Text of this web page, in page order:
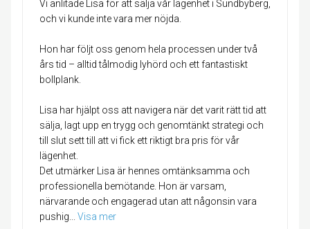
Vi anlitade Lisa för att sälja vår lägenhet i Sundbyberg,
och vi kunde inte vara mer nöjda.
Hon har följt oss genom hela processen under två
års tid – alltid tålmodig lyhörd och ett fantastiskt
bollplank.
Lisa har hjälpt oss att navigera när det varit rätt tid att
sälja, lagt upp en trygg och genomtänkt strategi och
till slut sett till att vi fick ett riktigt bra pris för vår
lägenhet.
Det utmärker Lisa är hennes omtänksamma och
professionella bemötande. Hon är varsam,
närvarande och engagerad utan att någonsin vara
pushig... Visa mer